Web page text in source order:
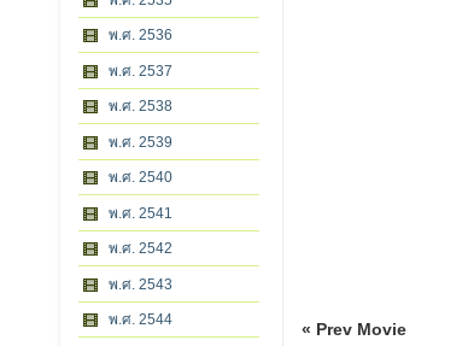
พ.ศ. 2536
พ.ศ. 2537
พ.ศ. 2538
พ.ศ. 2539
พ.ศ. 2540
พ.ศ. 2541
พ.ศ. 2542
พ.ศ. 2543
พ.ศ. 2544 « Prev Movie